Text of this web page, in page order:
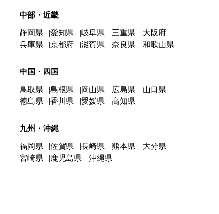
中部・近畿
静岡県 愛知県 岐阜県 三重県
大阪府
兵庫県
京都府 滋賀県 奈良県 和歌山県
中国・四国
鳥取県 島根県 岡山県 広島県
山口県
徳島県
香川県 愛媛県 高知県
九州・沖縄
福岡県 佐賀県 長崎県 熊本県
大分県
宮崎県
鹿児島県 沖縄県